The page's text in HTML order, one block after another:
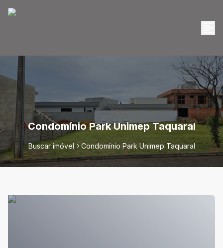
Condomínio Park Unimep Taquaral
Buscar imóvel Condomínio Park Unimep Taquaral